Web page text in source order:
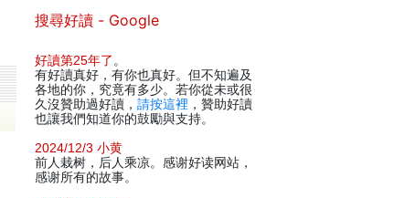
搜尋好讀 - Google
好讀第25年了 。
有好讀真好，有你也真好。但不知遍及
各地的你，究竟有多少。若你從未或很
久沒贊助過好讀， 請按這裡 ，贊助好讀
也讓我們知道你的鼓勵與支持。
2024/12/3 小黄
前人栽树，后人乘凉。感谢好读网站，
感谢所有的故事。